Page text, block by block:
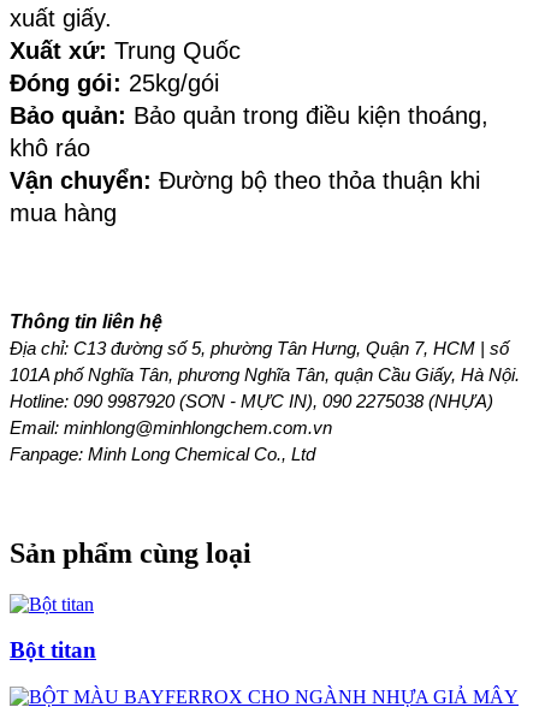
xuất giấy.
Xuất xứ: Trung Quốc
Đóng gói: 25kg/gói
Bảo quản: Bảo quản trong điều kiện thoáng,
khô ráo
Vận chuyển: Đường bộ theo thỏa thuận khi
mua hàng
Thông tin liên hệ
Địa chỉ: C13 đường số 5, phường Tân Hưng, Quận 7, HCM | số
101A phố Nghĩa Tân, phương Nghĩa Tân, quận Cầu Giấy, Hà Nội.
Hotline: 090 9987920 (SƠN - MỰC IN), 090 2275038 (NHỰA)
Email: minhlong@minhlongchem.com.vn
Fanpage: Minh Long Chemical Co., Ltd
Sản phẩm cùng loại
Bột titan